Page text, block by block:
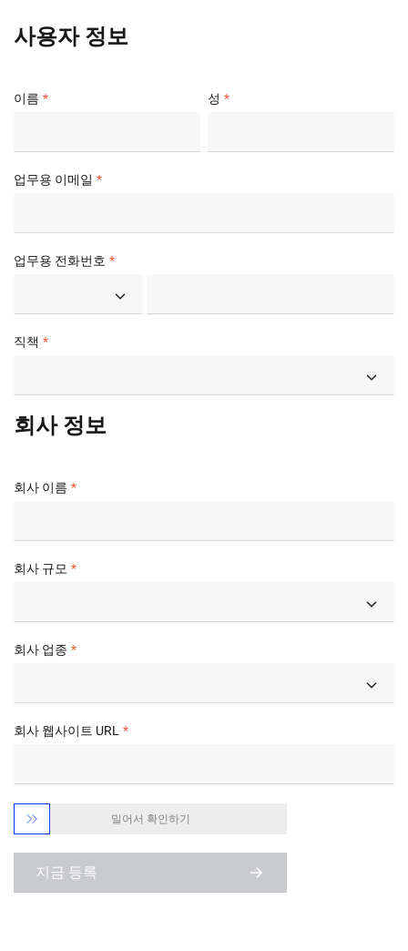
사용자 정보
이름 성
업무용 이메일
업무용 전화번호
직책
회사 정보
회사 이름
회사 규모
회사 업종
회사 웹사이트 URL
 밀어서 확인하기
지금 등록